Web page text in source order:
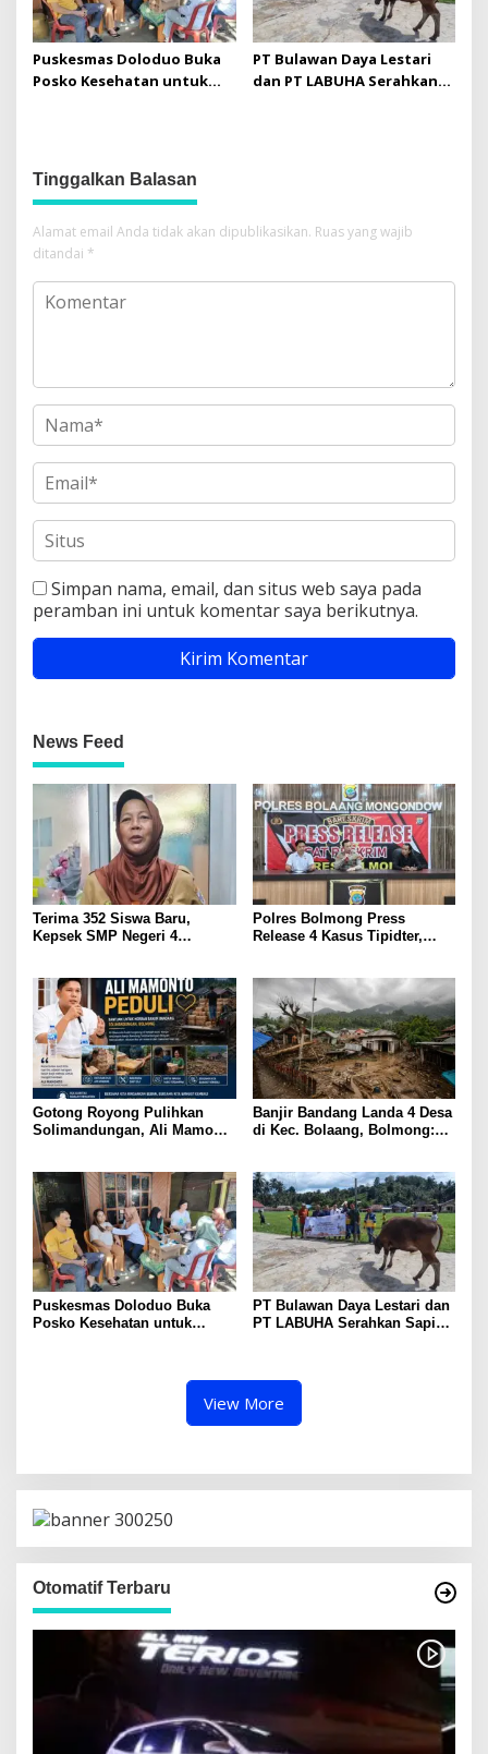
Puskesmas Doloduo Buka
Posko Kesehatan untuk
PT Bulawan Daya Lestari
dan PT LABUHA Serahkan
Tinggalkan Balasan
Alamat email Anda tidak akan dipublikasikan. Ruas yang wajib
ditandai *
Simpan nama, email, dan situs web saya pada
peramban ini untuk komentar saya berikutnya.
News Feed
Terima 352 Siswa Baru,
Kepsek SMP Negeri 4
Karakter dan Prestasi Siswa
Polres Bolmong Press
Release 4 Kasus Tipidter,
Gotong Royong Pulihkan
Solimandungan, Ali Mamonto
Banjir Bandang Landa 4 Desa
di Kec. Bolaang, Bolmong:
Puskesmas Doloduo Buka
Posko Kesehatan untuk
PT Bulawan Daya Lestari dan
PT LABUHA Serahkan Sapi
View More
Otomatif Terbaru